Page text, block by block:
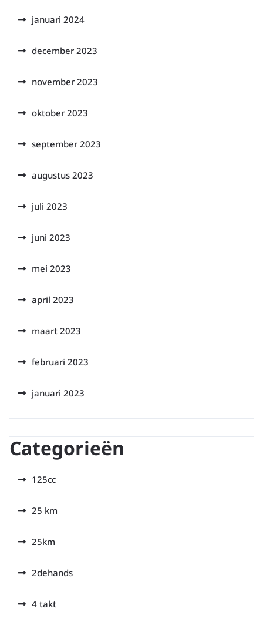
januari 2024
december 2023
november 2023
oktober 2023
september 2023
augustus 2023
juli 2023
juni 2023
mei 2023
april 2023
maart 2023
februari 2023
januari 2023
Categorieën
125cc
25 km
25km
2dehands
4 takt